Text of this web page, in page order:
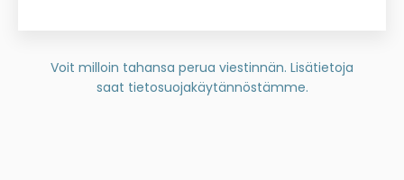
Voit milloin tahansa perua viestinnän. Lisätietoja
saat tietosuojakäytännöstämme.